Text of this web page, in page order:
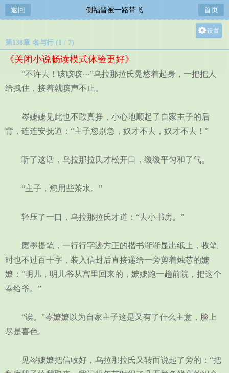
返回 侧福晋被一路带飞 首页
设置
中
第138章 名与行 (1 / 7)
《关闭小说畅读模式体验更好》
“不许去！咳咳咳···”乌拉那拉氏晃悠着起身，一把把人
给拽住，接着就咳声不止。
岑嬷嬷见此也不敢真挣，小心地顺起了自家主子的后
背，连连安抚道：“主子您别急，奴才不去，奴才不去！”
听了这话，乌拉那拉氏才松开口，缓缓平匀和了气。
“主子，您用些茶水。”
轻压了一口，乌拉那拉氏才道：“去小书房。”
磨墨提笔，一行行字迹方正的楷书渐渐显出纸上，收笔
时也不过百十字，装入信封后直接递给一旁剪着烛芯的嬷
嬷：“明儿，明儿爷从宫里回来的，嬷嬷跑一趟前院，把这个
奉给爷。”
“诶。”岑嬷嬷以为自家主子这是又有了什么主意，脸上
尽是喜色。
见岑嬷嬷把信收好，乌拉那拉氏又转而说起了旁的：“把